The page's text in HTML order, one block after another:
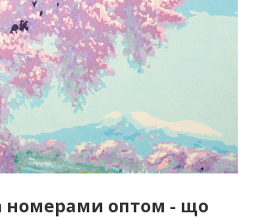
номерами оптом - що